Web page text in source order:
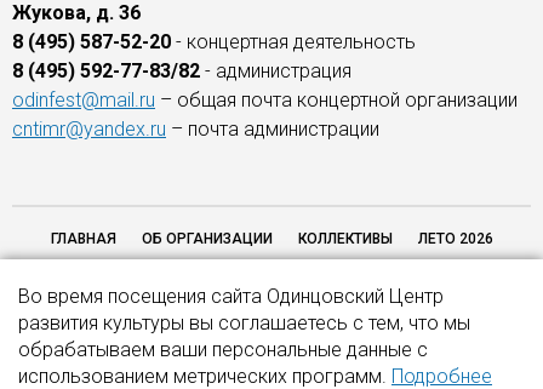
Жукова, д. 36
8 (495) 587-52-20 - концертная деятельность
8 (495) 592-77-83/82 - администрация
odinfest@mail.ru – общая почта концертной организации
cntimr@yandex.ru – почта администрации
ГЛАВНАЯ ОБ ОРГАНИЗАЦИИ КОЛЛЕКТИВЫ ЛЕТО 2026
ОЦЕНКА КАЧЕСТВА 2026 КОНТАКТЫ
© 2016–2026. МБУК "Одинцовская концертная организация". Все права
Во время посещения сайта Одинцовский Центр
развития культуры вы соглашаетесь с тем, что мы
обрабатываем ваши персональные данные с
использованием метрических программ. Подробнее